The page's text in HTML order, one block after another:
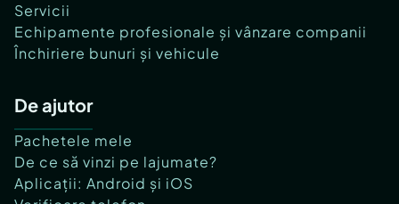
Servicii
Echipamente profesionale și vânzare companii
Închiriere bunuri și vehicule
De ajutor
Pachetele mele
De ce să vinzi pe lajumate?
Aplicații: Android și iOS